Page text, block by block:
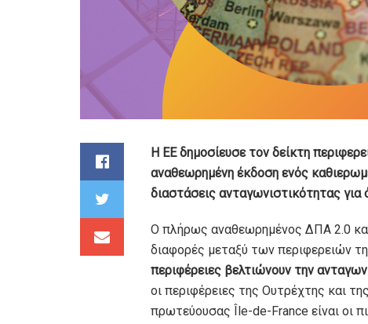
H EE δημοσίευσε τον δείκτη
αναθεωρημένη έκδοση ενός
διαστάσεις ανταγωνιστικότητας για
Ο πλήρως αναθεωρημένος ΔΠΑ 2.0
διαφορές μεταξύ των περιφερειών
περιφέρειες βελτιώνουν την
οι περιφέρειες της Ουτρέχτης και
πρωτεύουσας Île-de-France είναι οι